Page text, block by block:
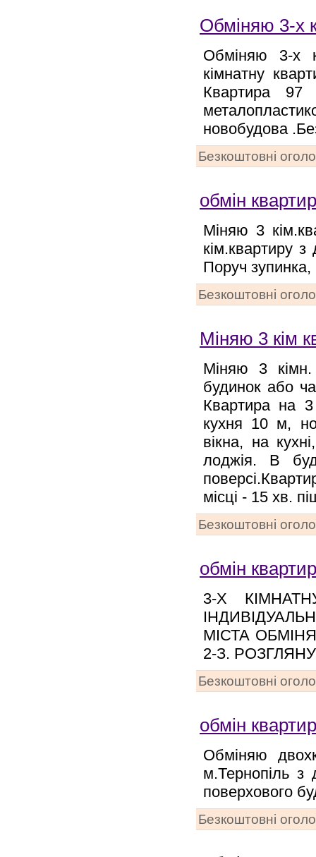
Обміняю 3-х
Обміняю 3-х
кімнатну
Квартира 97
новобудова
Безкоштовні
обмін
Міняю 3
кім.квартиру
Поруч
Безкоштовні
Міняю 3 кім
Міняю 3
будинок або
Квартира на 3
кухня 10 м,
вікна, на
лоджія. В
місці - 15 хв.
Безкоштовні
обмін
3-Х
МІСТА
2-З.
Безкоштовні
обмін
Обміняю
м.Тернопіль
поверхового
Безкоштовні